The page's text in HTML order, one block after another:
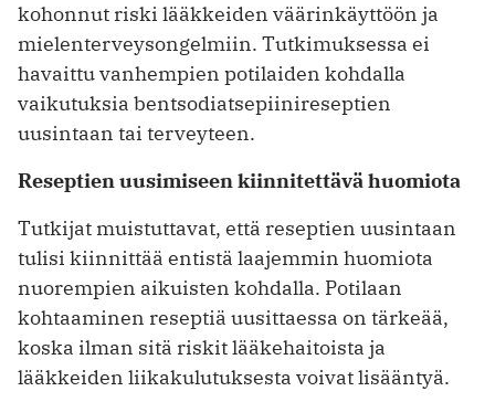
kohonnut riski lääkkeiden väärinkäyttöön ja
mielenterveysongelmiin. Tutkimuksessa ei
havaittu vanhempien potilaiden kohdalla
vaikutuksia bentsodiatsepiinireseptien
uusintaan tai terveyteen.
Reseptien uusimiseen kiinnitettävä huomiota
Tutkijat muistuttavat, että reseptien uusintaan
tulisi kiinnittää entistä laajemmin huomiota
nuorempien aikuisten kohdalla. Potilaan
kohtaaminen reseptiä uusittaessa on tärkeää,
koska ilman sitä riskit lääkehaitoista ja
lääkkeiden liikakulutuksesta voivat lisääntyä.